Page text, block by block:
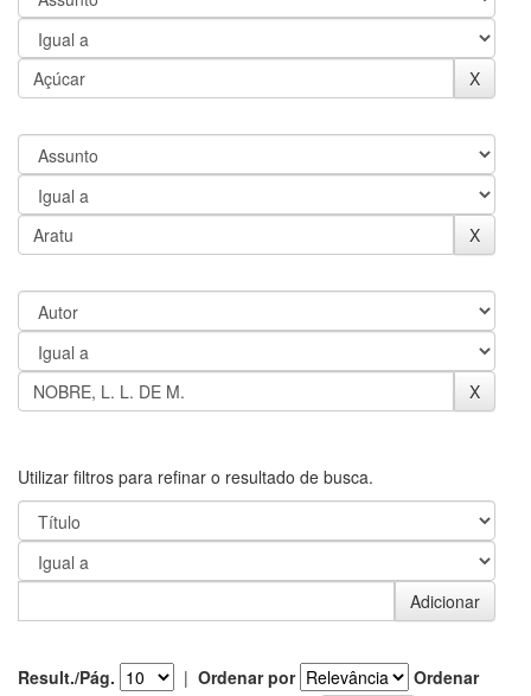
Utilizar filtros para refinar o resultado de busca.
Result./Pág. | Ordenar por
Ordenar